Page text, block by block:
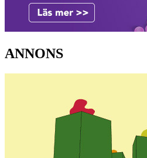
ANNONS